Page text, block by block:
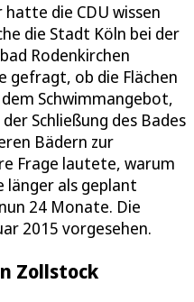
die CDU wissen
die Stadt Köln bei der
Rodenkirchen
gefragt, ob die Flächen
Schwimmangebot,
Schließung des Bades
Bädern zur
Frage lautete, warum
länger als geplant
24 Monate. Die
2015 vorgesehen.
Zollstock